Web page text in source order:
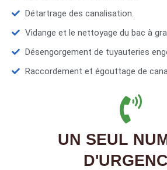
Détartrage des canalisation.
Vidange et le nettoyage du bac à
Désengorgement de tuyauteries
Raccordement et égouttage de
UN SEUL